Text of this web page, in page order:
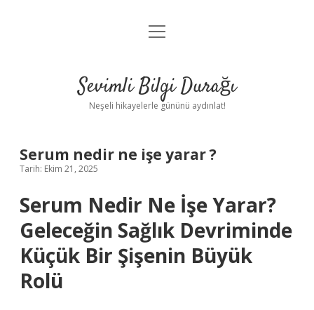
Anasayfa
Yasal Uyarı
menüyü
Sevimli Bilgi Durağı
Neşeli hikayelerle gününü aydınlat!
Serum nedir ne işe yarar ?
Tarih: Ekim 21, 2025
Serum Nedir Ne İşe Yarar?
Geleceğin Sağlık Devriminde
Küçük Bir Şişenin Büyük
Rolü